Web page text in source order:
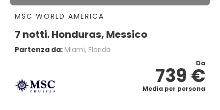
MSC WORLD AMERICA
7 notti. Honduras, Messico
Partenza da: Miami, Florida
Da
739 €
Media per persona